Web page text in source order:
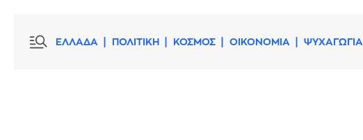
ΕΛΛΑΔΑ ΠΟΛΙΤΙΚΗ ΚΟΣΜΟΣ ΟΙΚΟΝΟΜΙΑ ΨΥΧΑΓΩΓΙΑ